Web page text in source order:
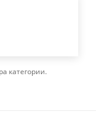
категории.